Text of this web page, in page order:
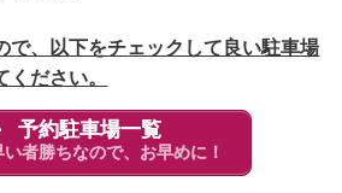
で、以下をチェックして良い駐車場
ださい。
予約駐車場一覧
者勝ちなので、お早めに！